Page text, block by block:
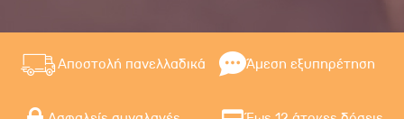
Αποστολή πανελλαδικά Άμεση εξυπηρέτηση